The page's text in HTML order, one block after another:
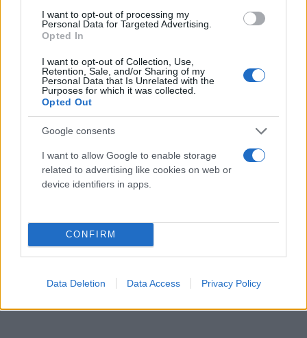
I want to opt-out of processing my
Personal Data for Targeted Advertising.
Opted In
I want to opt-out of Collection, Use,
Retention, Sale, and/or Sharing of my
Personal Data that Is Unrelated with the
Purposes for which it was collected.
Opted Out
Google consents
I want to allow Google to enable storage
related to advertising like cookies on web or
device identifiers in apps.
CONFIRM
Data Deletion Data Access Privacy Policy
μας προγράμματος.Τοποθετήσεις θα κάνει ο
πρωθυπουργός. Παρακολουθούμε τις εξελίξεις σε
όλα τα επίπεδα. Χθες βγήκαν τα στοιχεία για το 2ο
τρίμηνο του 2023 σε Ελλάδα και Ευρώπη. Στο 1ο
μισό του χρόνου έχουμε τον 2ο υψηλότερο ρυθμό
ανάπτυξης σε όλη την ΕΕ, μας περνάει μόνο η
Ιρλανδία. Οι μισθοί σε σχέση με πέρσι σύμφωνα με
τα στοιχεία ανέβηκαν κατά 7,1%», σχολίασε ο κ.
Χατζηδάκης.